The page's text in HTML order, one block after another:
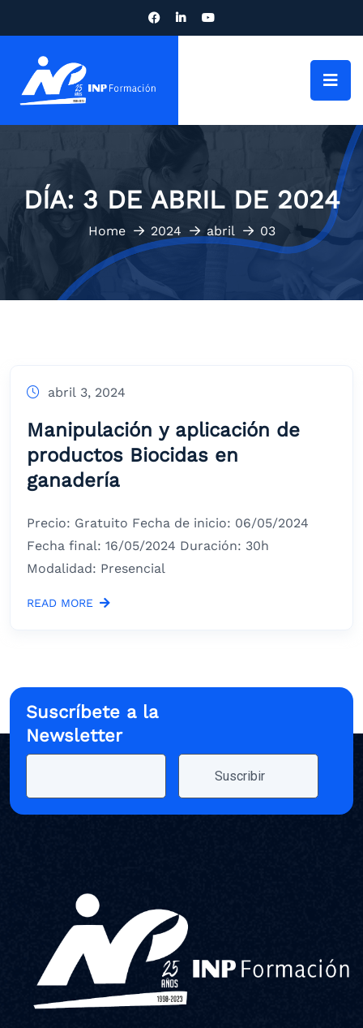
DÍA: 3 DE ABRIL DE 2024
Home 2024 abril 03
abril 3, 2024
Manipulación y aplicación de
productos Biocidas en
ganadería
Precio: Gratuito Fecha de inicio: 06/05/2024
Fecha final: 16/05/2024 Duración: 30h
Modalidad: Presencial
READ MORE
Suscríbete a la
Newsletter